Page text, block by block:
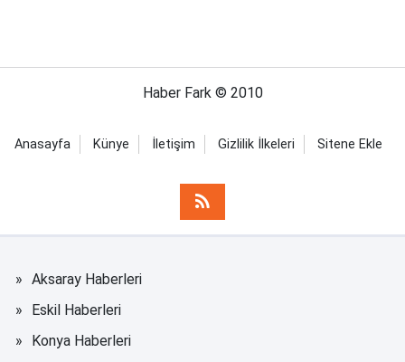
Haber Fark © 2010
Anasayfa Künye İletişim Gizlilik İlkeleri Sitene Ekle
Aksaray Haberleri
Eskil Haberleri
Konya Haberleri